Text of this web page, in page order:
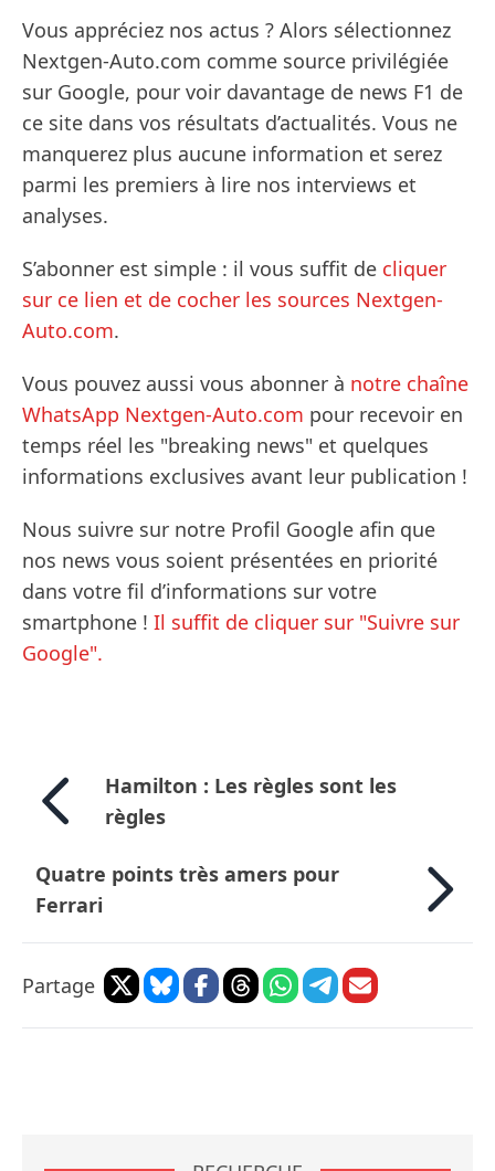
Vous appréciez nos actus ? Alors sélectionnez
Nextgen-Auto.com comme source privilégiée
sur Google, pour voir davantage de news F1 de
ce site dans vos résultats d’actualités. Vous ne
manquerez plus aucune information et serez
parmi les premiers à lire nos interviews et
analyses.
S’abonner est simple : il vous suffit de cliquer
sur ce lien et de cocher les sources Nextgen-
Auto.com.
Vous pouvez aussi vous abonner à notre chaîne
WhatsApp Nextgen-Auto.com pour recevoir en
temps réel les "breaking news" et quelques
informations exclusives avant leur publication !
Nous suivre sur notre Profil Google afin que
nos news vous soient présentées en priorité
dans votre fil d’informations sur votre
smartphone ! Il suffit de cliquer sur "Suivre sur
Google".
Hamilton : Les règles sont les
règles
Quatre points très amers pour
Ferrari
Partage